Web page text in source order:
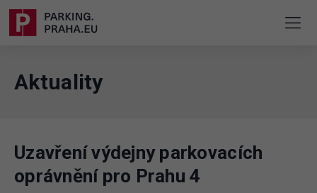
Aktuality
Uzavření výdejny parkovacích
oprávnění pro Prahu 4